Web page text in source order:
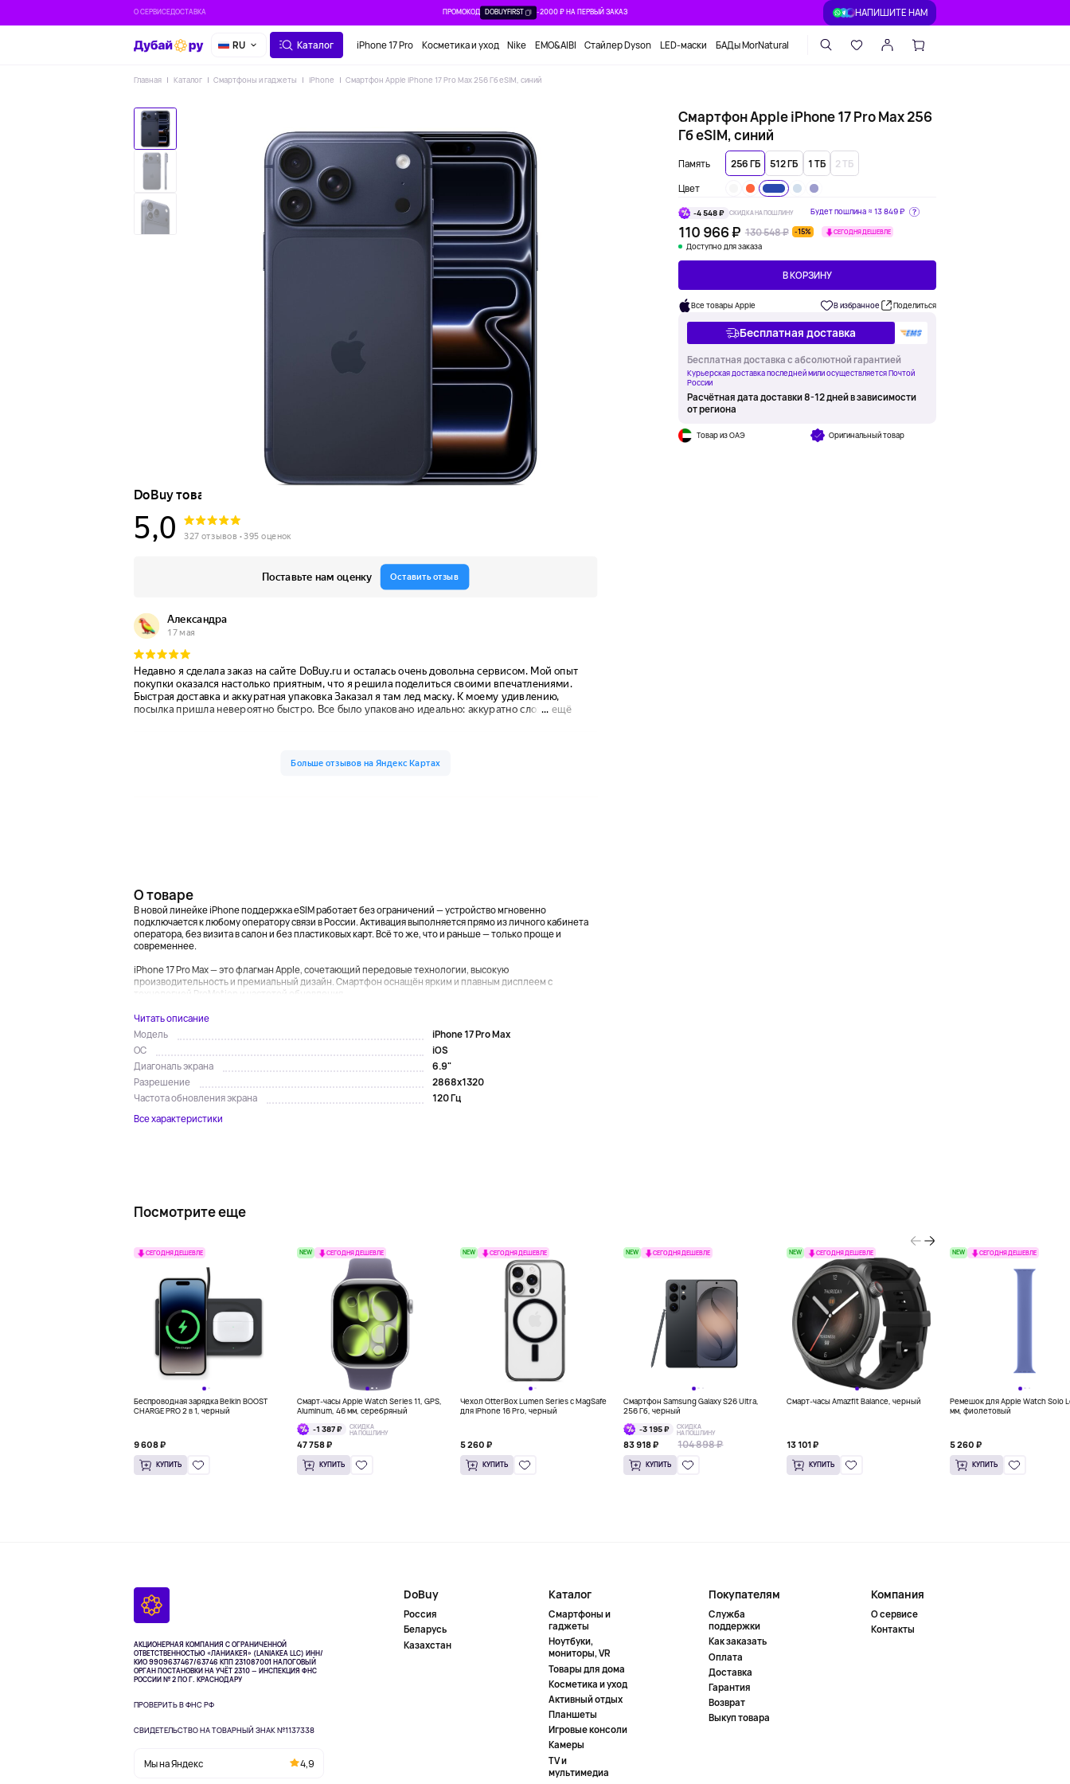
О СЕРВИСЕДОСТАВКА ПРОМОКОД DOBUYFIRST -2000 ₽ НА ПЕРВЫЙ ЗАКАЗ НАПИШИТЕ НАМ
RU Каталог iPhone 17 Pro Косметика и уход Nike EMO&AIBI Стайлер Dyson LED-маски БАДы MorNatural
Главная Каталог Смартфоны и гаджеты iPhone Смартфон Apple iPhone 17 Pro Max 256 Гб eSIM, синий
Смартфон Apple iPhone 17 Pro Max 256
Гб eSIM, синий
Память 256 ГБ 512 ГБ 1 ТБ 2 ТБ
Цвет
-4 548 ₽ СКИДКА НА ПОШЛИНУ Будет пошлина ≈13 849 ₽
110 966 ₽ 130 548 ₽ -15% СЕГОДНЯ ДЕШЕВЛЕ
Доступно для заказа
В КОРЗИНУ
Все товары Apple В избранное Поделиться
Бесплатная доставка
Бесплатная доставка с абсолютной гарантией
Курьерская доставка последней мили осуществляется Почтой
России
Расчётная дата доставки 8-12 дней в зависимости
от региона
Товар из ОАЭ Оригинальный товар
О товаре
В новой линейке iPhone поддержка eSIM работает без ограничений — устройство мгновенно
подключается к любому оператору связи в России. Активация выполняется прямо из личного кабинета
оператора, без визита в салон и без пластиковых карт. Всё то же, что и раньше — только проще и
современнее.
iPhone 17 Pro Max — это флагман Apple, сочетающий передовые технологии, высокую
производительность и премиальный дизайн. Смартфон оснащён ярким и плавным дисплеем с
технологией ProMotion и частотой обновления...
Читать описание
Модель
iPhone 17 Pro Max
ОС
iOS
Диагональ экрана
6.9"
Разрешение
2868x1320
Частота обновления экрана
120 Гц
Все характеристики
Посмотрите еще
СЕГОДНЯ ДЕШЕВЛЕ
Беспроводная зарядка Belkin BOOST
CHARGE PRO 2 в 1, черный
9 608 ₽
КУПИТЬ
NEW СЕГОДНЯ ДЕШЕВЛЕ
Смарт-часы Apple Watch Series 11, GPS,
Aluminum, 46 мм, серебряный
-1 387 ₽
СКИДКА
НА ПОШЛИНУ
47 758 ₽
КУПИТЬ
NEW СЕГОДНЯ ДЕШЕВЛЕ
Чехол OtterBox Lumen Series с MagSafe
для iPhone 16 Pro, черный
5 260 ₽
КУПИТЬ
NEW СЕГОДНЯ ДЕШЕВЛЕ
Смартфон Samsung Galaxy S26 Ultra,
256 Гб, черный
-3 195 ₽
СКИДКА
НА ПОШЛИНУ
83 918 ₽ 104 898 ₽
КУПИТЬ
NEW СЕГОДНЯ ДЕШЕВЛЕ
Смарт-часы Amazfit Balance, черный
13 101 ₽
КУПИТЬ
NEW СЕГОДНЯ ДЕШЕВЛЕ
Ремешок для Apple Watch Solo
мм, фиолетовый
5 260 ₽
КУПИТЬ
АКЦИОНЕРНАЯ КОМПАНИЯ С ОГРАНИЧЕННОЙ
ОТВЕТСТВЕННОСТЬЮ «ЛАНИАКЕЯ» (LANIAKEA LLC) ИНН/
КИО 9909637467/63746 КПП 231087001НАЛОГОВЫЙ
ОРГАН ПОСТАНОВКИ НА УЧЁТ 2310 — ИНСПЕКЦИЯ ФНС
РОССИИ № 2 ПО Г. КРАСНОДАРУ
ПРОВЕРИТЬ В ФНС РФ
СВИДЕТЕЛЬСТВО НА ТОВАРНЫЙ ЗНАК №1137338
Мы на Яндекс 4,9
DoBuy
Россия
Беларусь
Казахстан
Каталог
Смартфоны и
гаджеты
Ноутбуки,
мониторы, VR
Товары для дома
Косметика и уход
Активный отдых
Планшеты
Игровые консоли
Камеры
TV и
мультимедиа
Покупателям
Служба
поддержки
Как заказать
Оплата
Доставка
Гарантия
Возврат
Выкуп товара
Компания
О сервисе
Контакты